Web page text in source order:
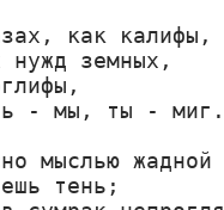
как калифы,
нужд земных,
- мы, ты - миг.
мыслью жадной
тень;